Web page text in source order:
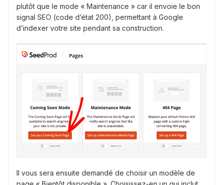
plutôt que le mode « Maintenance » car il envoie le bon
signal SEO (code d’état 200), permettant à Google
d’indexer votre site pendant sa construction.
Il vous sera ensuite demandé de choisir un modèle de